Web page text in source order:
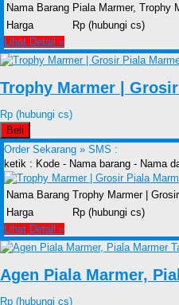
Nama Barang Piala Marmer, Trophy
Harga
Rp (hubungi cs)
Lihat Detail »
Trophy Marmer |
Rp (hubungi cs)
Beli
Order Sekarang » SMS :
ketik : Kode - Nama barang - Nama
Nama Barang Trophy Marmer |
Harga
Rp (hubungi cs)
Lihat Detail »
Agen Piala Marmer,
Rp (hubungi cs)